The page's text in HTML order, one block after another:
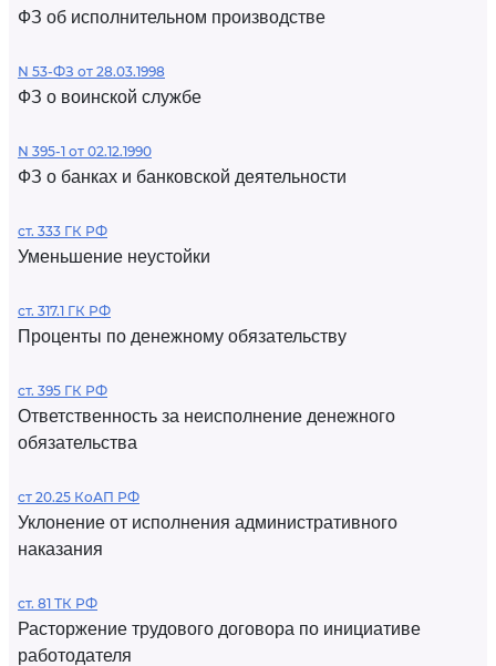
ФЗ об исполнительном производстве
N 53-ФЗ от 28.03.1998
ФЗ о воинской службе
N 395-1 от 02.12.1990
ФЗ о банках и банковской деятельности
ст. 333 ГК РФ
Уменьшение неустойки
ст. 317.1 ГК РФ
Проценты по денежному обязательству
ст. 395 ГК РФ
Ответственность за неисполнение денежного
обязательства
ст 20.25 КоАП РФ
Уклонение от исполнения административного
наказания
ст. 81 ТК РФ
Расторжение трудового договора по инициативе
работодателя